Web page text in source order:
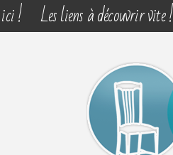
! Les liens à découvrir vite !